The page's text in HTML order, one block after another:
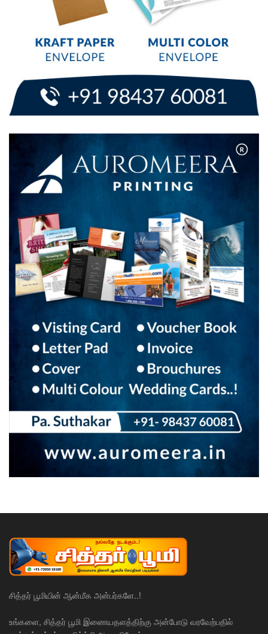
சித்தர் பூமியின் ஆன்மீக அன்பர்களே..!
உங்களை, சித்தர் பூமி இணையதளத்திற்கு அன்போடு வரவேற்பதில்